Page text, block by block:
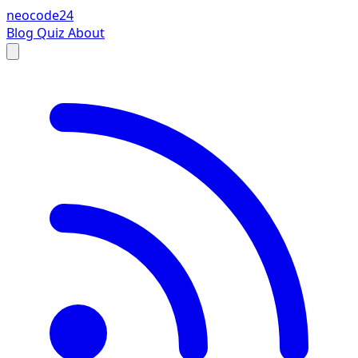
neocode24
Blog Quiz About